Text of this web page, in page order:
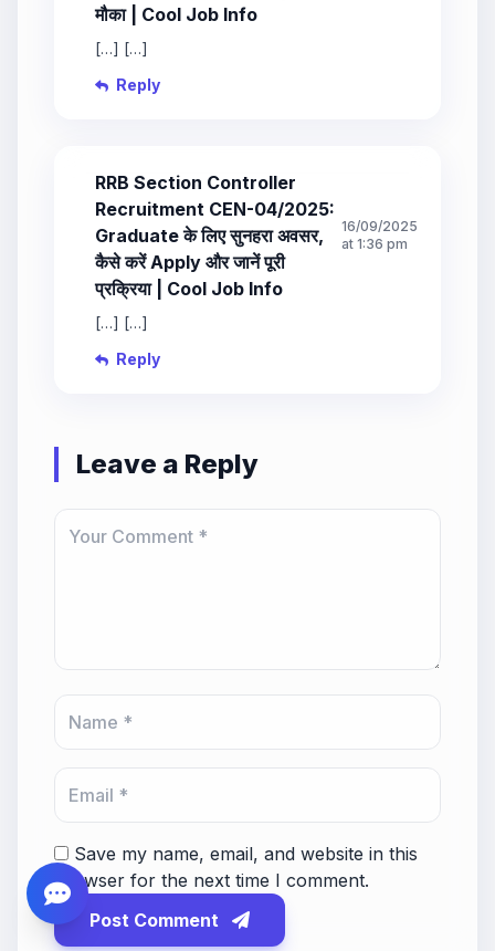
मौका | Cool Job Info
[…] […]
Reply
RRB Section Controller
Recruitment CEN-04/2025:
Graduate के लिए सुनहरा अवसर,
कैसे करें Apply और जानें पूरी
प्रक्रिया | Cool Job Info
16/09/2025
at 1:36 pm
[…] […]
Reply
Leave a Reply
Save my name, email, and website in this
browser for the next time I comment.
Post Comment